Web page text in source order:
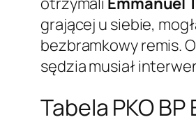
grającej u siebie,
bezbramkowy remis.
sędzia musiał
Tabela PKO